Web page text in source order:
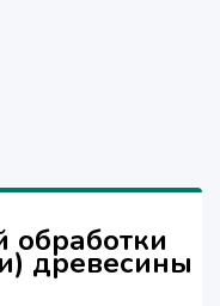
обработки
древесины